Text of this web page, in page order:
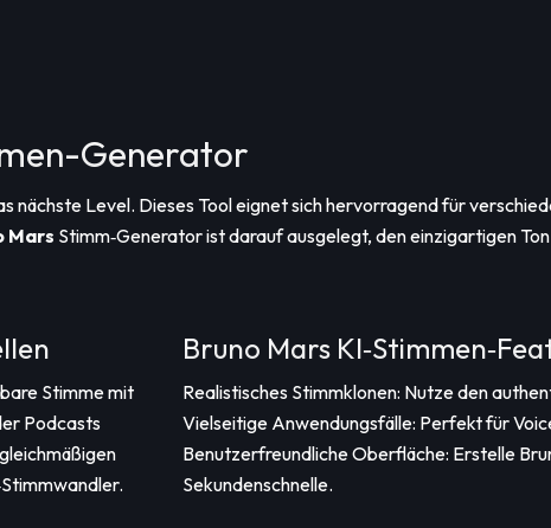
Generator
nächste Level. Dieses Tool eignet sich hervorragend für
Mars Stimm‑Generator ist darauf ausgelegt, den einzigartigen
Stimme mit
Podcasts
Bruno Mars
Realistisches Stimmklonen: Nutze den
Vielseitige Anwendungsfälle: Perfekt für
Benutzerfreundliche Oberfläche: Erstelle
Sekundenschnelle.